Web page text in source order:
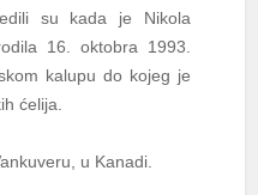
su kada je Nikola
16. oktobra 1993.
kalupu do kojeg je
ćelija.
u Kanadi.